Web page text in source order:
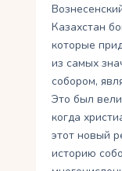
Казахстан
которые
из самых
собором,
Это был
когда
этот новый
историю